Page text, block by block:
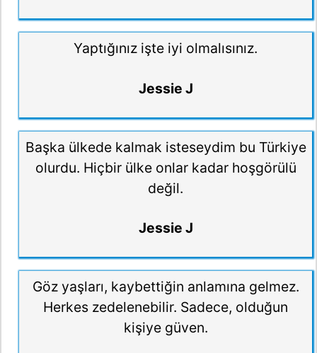
Yaptığınız işte iyi olmalısınız.
Jessie J
Başka ülkede kalmak isteseydim bu Türkiye
olurdu. Hiçbir ülke onlar kadar hoşgörülü
değil.
Jessie J
Göz yaşları, kaybettiğin anlamına gelmez.
Herkes zedelenebilir. Sadece, olduğun
kişiye güven.